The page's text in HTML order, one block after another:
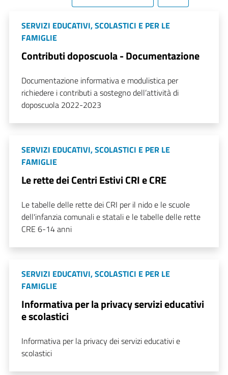
SERVIZI EDUCATIVI, SCOLASTICI E PER LE
FAMIGLIE
Contributi doposcuola - Documentazione
Documentazione informativa e modulistica per
richiedere i contributi a sostegno dell’attività di
doposcuola 2022-2023
SERVIZI EDUCATIVI, SCOLASTICI E PER LE
FAMIGLIE
Le rette dei Centri Estivi CRI e CRE
Le tabelle delle rette dei CRI per il nido e le scuole
dell'infanzia comunali e statali e le tabelle delle rette
CRE 6-14 anni
SERVIZI EDUCATIVI, SCOLASTICI E PER LE
FAMIGLIE
Informativa per la privacy servizi educativi
e scolastici
Informativa per la privacy dei servizi educativi e
scolastici